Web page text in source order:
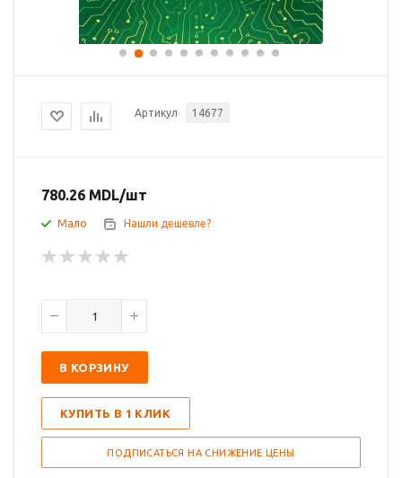
Артикул 14677
780.26 MDL/шт
Мало Нашли дешевле?
В КОРЗИНУ
КУПИТЬ В 1 КЛИК
ПОДПИСАТЬСЯ НА СНИЖЕНИЕ ЦЕНЫ